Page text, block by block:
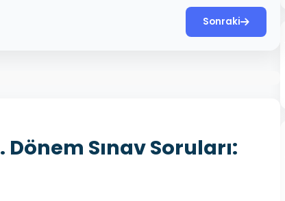
Sonraki
Dönem Sınav Soruları: